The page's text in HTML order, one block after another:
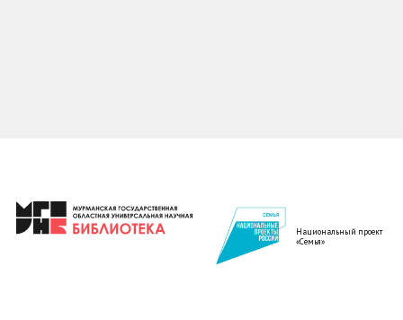
Национальный проект
«Семья»